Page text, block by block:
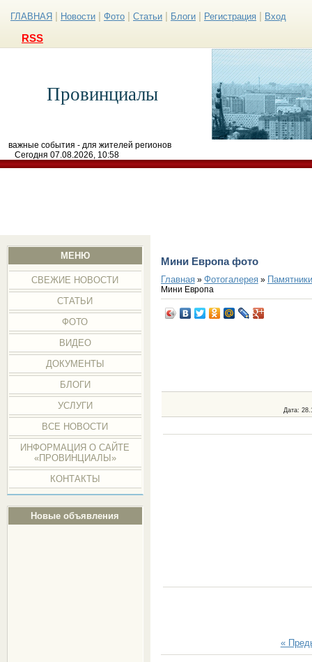
ГЛАВНАЯ Новости Фото Статьи Блоги Регистрация Вход
RSS
Провинциалы
важные события - для жителей регионов
Сегодня 07.08.2026, 10:58
МЕНЮ
СВЕЖИЕ НОВОСТИ
СТАТЬИ
ФОТО
ВИДЕО
ДОКУМЕНТЫ
БЛОГИ
УСЛУГИ
ВСЕ НОВОСТИ
ИНФОРМАЦИЯ О САЙТЕ
«ПРОВИНЦИАЛЫ»
КОНТАКТЫ
Новые объявления
Мини Европа фото
Главная» Фотогалерея»
Мини Европа
Дата:
«